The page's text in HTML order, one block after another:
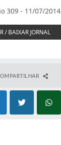
309 - 11/07/2014
/ BAIXAR JORNAL